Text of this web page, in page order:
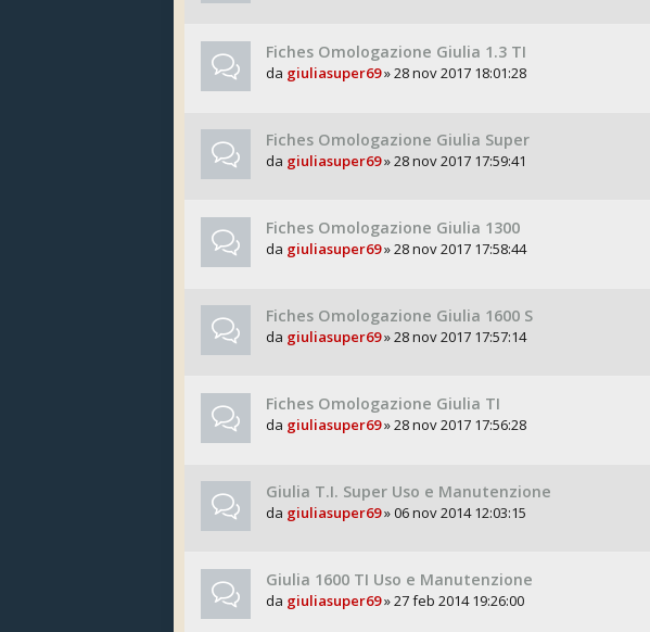
Fiches Omologazione Giulia 1.3 TI
da giuliasuper69» 28 nov 2017 18:01:28
Fiches Omologazione Giulia Super
da giuliasuper69» 28 nov 2017 17:59:41
Fiches Omologazione Giulia 1300
da giuliasuper69» 28 nov 2017 17:58:44
Fiches Omologazione Giulia 1600 S
da giuliasuper69» 28 nov 2017 17:57:14
Fiches Omologazione Giulia TI
da giuliasuper69» 28 nov 2017 17:56:28
Giulia T.I. Super Uso e Manutenzione
da giuliasuper69» 06 nov 2014 12:03:15
Giulia 1600 TI Uso e Manutenzione
da giuliasuper69» 27 feb 2014 19:26:00